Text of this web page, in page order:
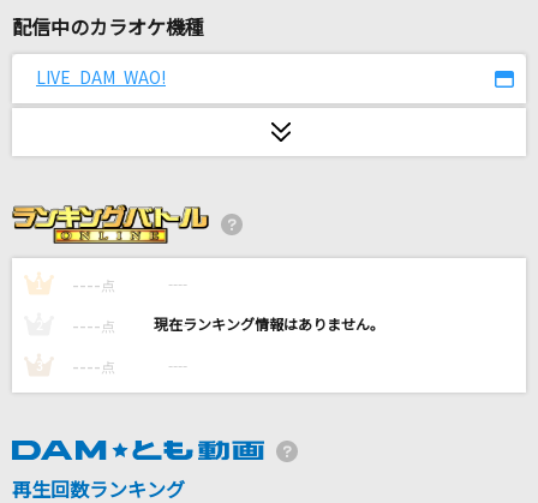
哀しい予感
モザイクカケラ
燦然
SUPER BEAVER
Mrs. GREEN APPLE
ヨルシカ
配信中のカラオケ機種
LIVE DAM WAO!
1 ---- 点 ----
---- 点 ----
3 ---- 点 ----
再生回数ランキング